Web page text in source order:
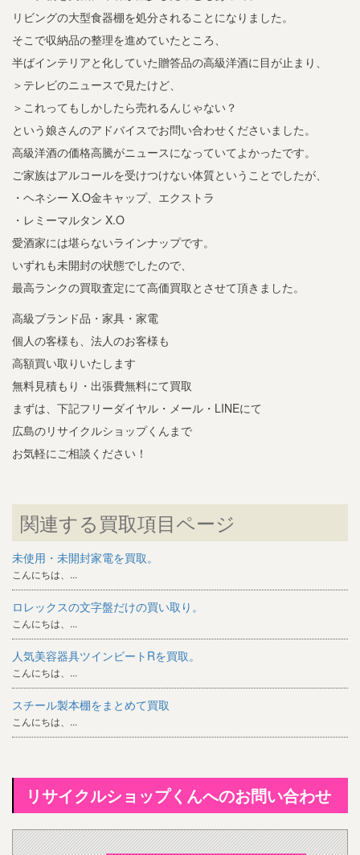
リビングの大型食器棚を処分されることになりました。
そこで収納品の整理を進めていたところ、
半ばインテリアと化していた贈答品の高級洋酒に目が止まり、
＞テレビのニュースで見たけど、
＞これってもしかしたら売れるんじゃない？
という娘さんのアドバイスでお問い合わせくださいました。
高級洋酒の価格高騰がニュースになっていてよかったです。
ご家族はアルコールを受けつけない体質ということでしたが、
・ヘネシー X.O金キャップ、エクストラ
・レミーマルタン X.O
愛酒家には堪らないラインナップです。
いずれも未開封の状態でしたので、
最高ランクの買取査定にて高価買取とさせて頂きました。
高級ブランド品・家具・家電
個人の客様も、法人のお客様も
高額買い取りいたします
無料見積もり・出張費無料にて買取
まずは、下記フリーダイヤル・メール・LINEにて
広島のリサイクルショップくんまで
お気軽にご相談ください！
関連する買取項目ページ
未使用・未開封家電を買取。
こんにちは、...
ロレックスの文字盤だけの買い取り。
こんにちは、...
人気美容器具ツインビートRを買取。
こんにちは、...
スチール製本棚をまとめて買取
こんにちは、...
リサイクルショップくんへのお問い合わせ